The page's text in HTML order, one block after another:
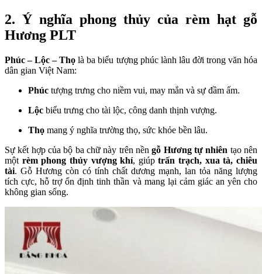
2. Ý nghĩa phong thủy của rèm hạt gỗ
Hương PLT
Phúc – Lộc – Thọ là ba biểu tượng phúc lành lâu đời trong văn hóa
dân gian Việt Nam:
Phúc tượng trưng cho niềm vui, may mắn và sự đầm ấm.
Lộc biểu trưng cho tài lộc, công danh thịnh vượng.
Thọ mang ý nghĩa trường thọ, sức khỏe bền lâu.
Sự kết hợp của bộ ba chữ này trên nềngỗ Hương tự nhiên tạo nên
một rèm phong thủy vượng khí, giúptrấn trạch, xua tà, chiêu
tài. Gỗ Hương còn có tính chất dương mạnh, lan tỏa năng lượng
tích cực, hỗ trợ ổn định tinh thần và mang lại cảm giác an yên cho
không gian sống.